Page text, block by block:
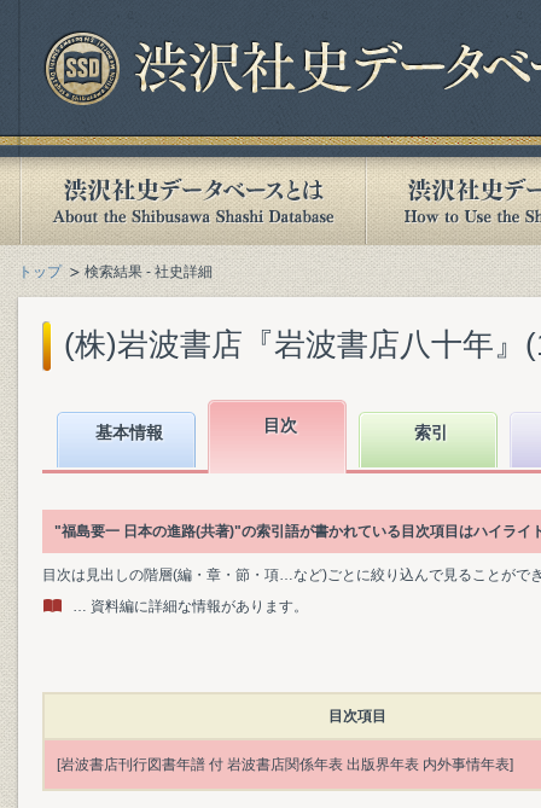
トップ 検索結果 - 社史詳細
(株)岩波書店『岩波書店八十年』
基本情報 目次 索引
"福島要一 日本の進路(共著)"の索引語が書かれている目次項目はハイライ
目次は見出しの階層(編・章・節・項…など)ごとに絞り込んで見ることがで
… 資料編に詳細な情報があります。
目次項目
[岩波書店刊行図書年譜 付 岩波書店関係年表 出版界年表 内外事情年表]